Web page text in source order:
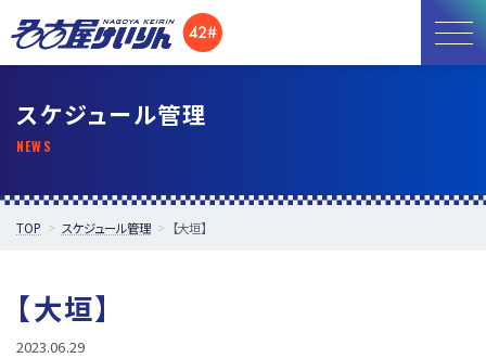
開催日程
施設紹介
所属選手
スケジュール管理
TOP スケジュール管理 【大垣】
【大垣】
2023.06.29